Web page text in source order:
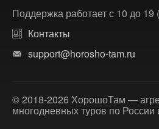
Поддержка работает с 10 до
Контакты
support@horosho-tam.ru
© 2018-2026 ХорошоТам —
многодневных туров по России